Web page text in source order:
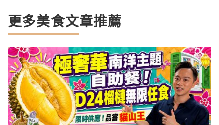
更多美食文章推薦